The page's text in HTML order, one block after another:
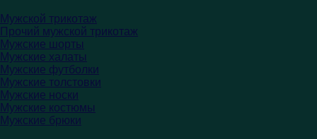
Мужской трикотаж
Прочий мужской трикотаж
Мужские шорты
Мужские халаты
Мужские футболки
Мужские толстовки
Мужские носки
Мужские костюмы
Мужские брюки